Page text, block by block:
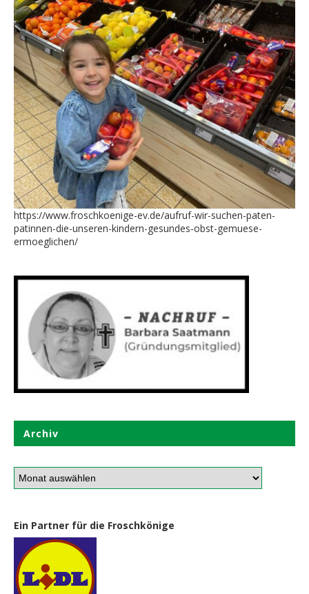
https://www.froschkoenige-ev.de/aufruf-wir-suchen-paten-
patinnen-die-unseren-kindern-gesundes-obst-gemuese-
ermoeglichen/
Archiv
Ein Partner für die Froschkönige